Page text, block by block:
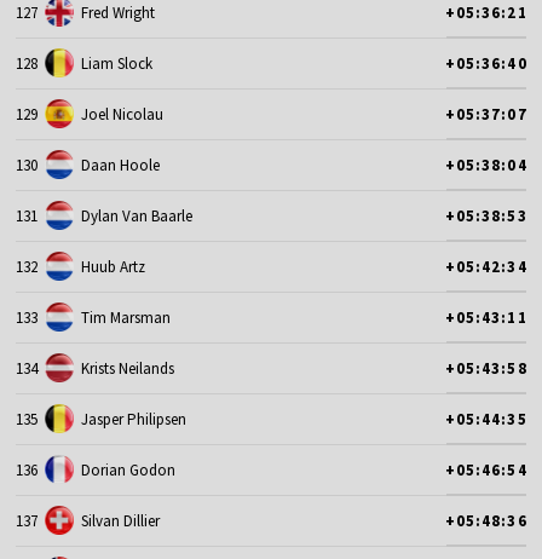
127 Fred Wright +05:36:21
128 Liam Slock +05:36:40
129 Joel Nicolau +05:37:07
130 Daan Hoole +05:38:04
131 Dylan Van Baarle +05:38:53
132 Huub Artz +05:42:34
133 Tim Marsman +05:43:11
134 Krists Neilands +05:43:58
135 Jasper Philipsen +05:44:35
136 Dorian Godon +05:46:54
137 Silvan Dillier +05:48:36